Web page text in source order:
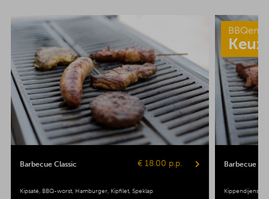
Barbecue Classic € 18.00 p.p.
Kipsaté BBQ-worst Hamburger Kipfilet Speklap
Barbecue
Kippendijenspies